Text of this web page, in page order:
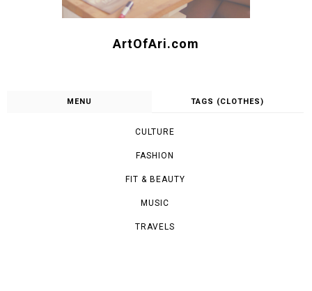
ArtOfAri.com
MENU TAGS (CLOTHES)
CULTURE
FASHION
FIT & BEAUTY
MUSIC
TRAVELS